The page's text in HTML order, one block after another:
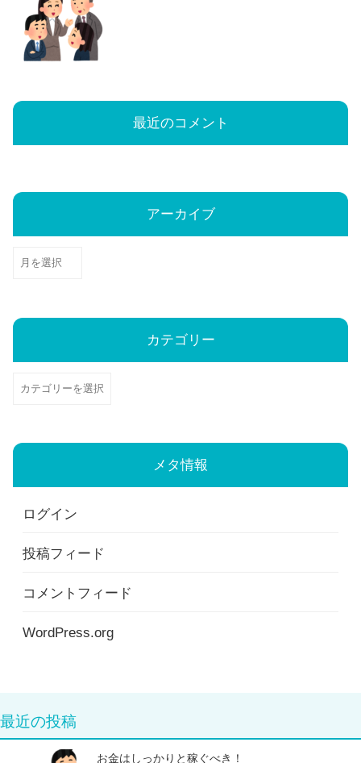
最近のコメント
アーカイブ
ー
イ
カテゴリー
リ
メタ情報
ログイン
投稿フィード
コメントフィード
WordPress.org
最近の投稿
お金はしっかりと稼ぐべき！